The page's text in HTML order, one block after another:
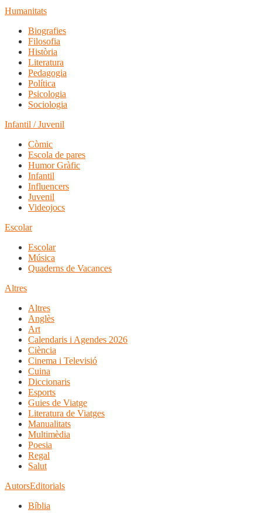
Humanitats
Biografies
Filosofia
Història
Literatura
Pedagogia
Política
Psicologia
Sociologia
Infantil / Juvenil
Còmic
Escola de pares
Humor Gràfic
Infantil
Influencers
Juvenil
Videojocs
Escolar
Escolar
Música
Quaderns de Vacances
Altres
Altres
Anglès
Art
Calendaris i Agendes 2026
Ciència
Cinema i Televisió
Cuina
Diccionaris
Esports
Guies de Viatge
Literatura de Viatges
Manualitats
Multimèdia
Poesia
Regal
Salut
AutorsEditorials
Bíblia